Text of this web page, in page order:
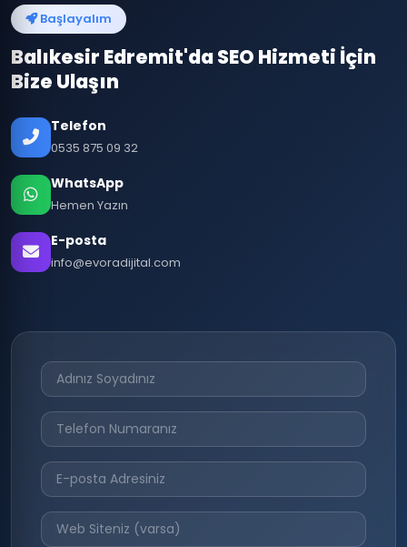
Başlayalım
Balıkesir Edremit'da SEO Hizmeti İçin
Bize Ulaşın
Telefon
0535 875 09 32
WhatsApp
Hemen Yazın
E-posta
info@evoradijital.com